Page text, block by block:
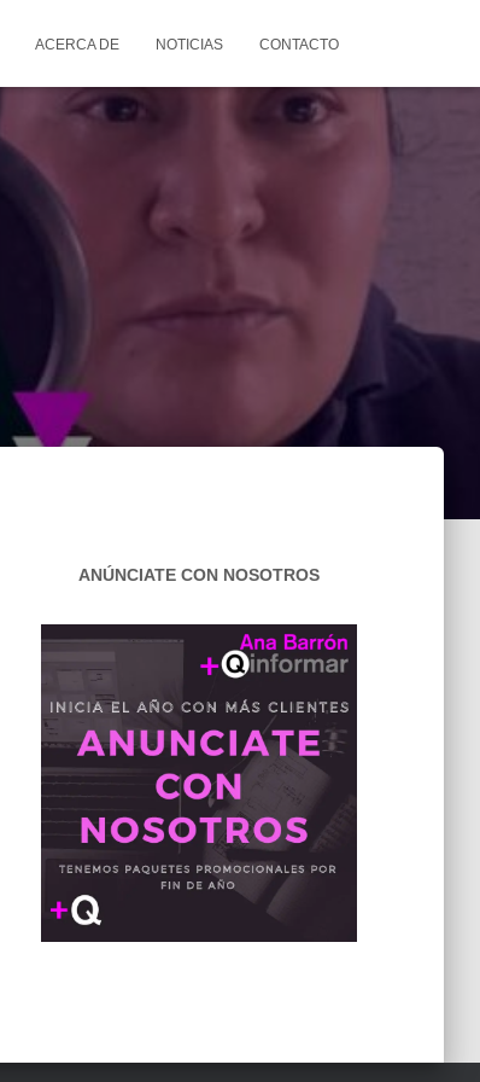
ACERCA DE NOTICIAS CONTACTO
ANÚNCIATE CON NOSOTROS